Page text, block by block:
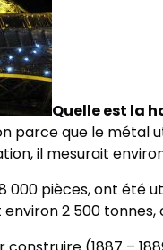
Quelle est la
parce que le métal
il mesurait
000 pièces, ont été
2 500 tonnes,